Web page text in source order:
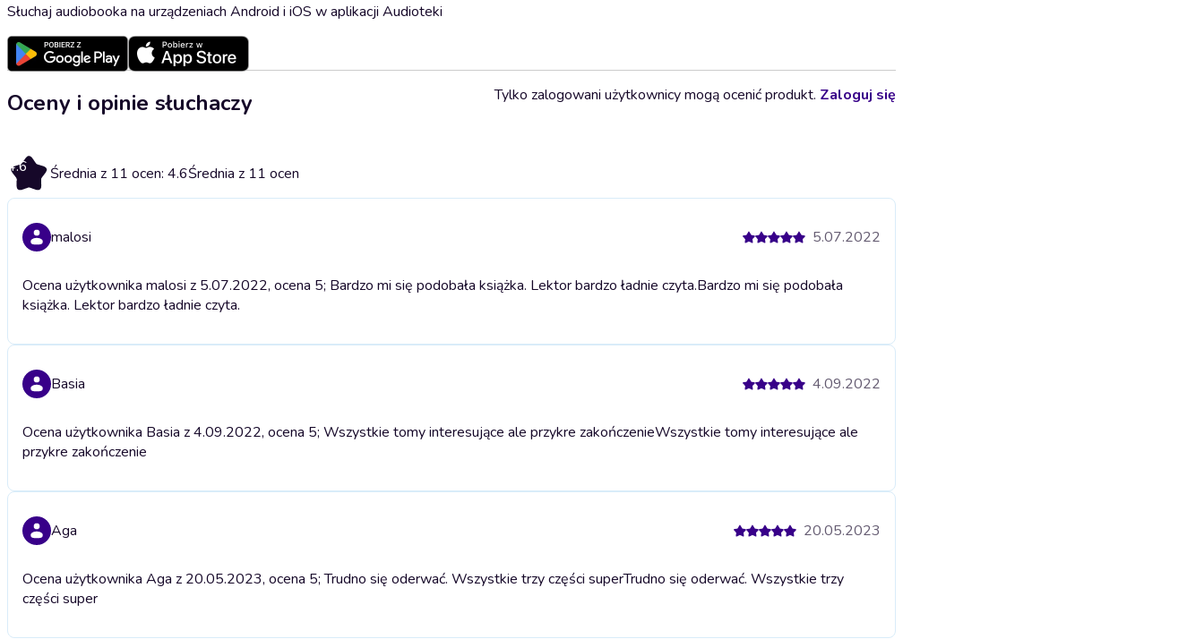
Słuchaj audiobooka na urządzeniach Android i iOS w aplikacji Audioteki
Oceny i opinie słuchaczy
4.6 Średnia z 11 ocen: 4.6Średnia z 11 ocen
Tylko zalogowani użytkownicy mogą ocenić produkt. Zaloguj się
malosi 5.07.2022
Ocena użytkownika malosi z 5.07.2022, ocena 5; Bardzo mi się podobała książka. Lektor bardzo ładnie czyta.Bardzo mi się podobała
książka. Lektor bardzo ładnie czyta.
Basia 4.09.2022
Ocena użytkownika Basia z 4.09.2022, ocena 5; Wszystkie tomy interesujące ale przykre zakończenieWszystkie tomy interesujące ale
przykre zakończenie
Aga 20.05.2023
Ocena użytkownika Aga z 20.05.2023, ocena 5; Trudno się oderwać. Wszystkie trzy części superTrudno się oderwać. Wszystkie trzy
części super